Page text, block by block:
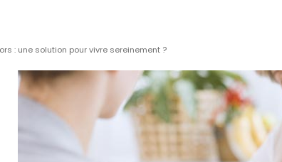
: une solution pour vivre sereinement ?